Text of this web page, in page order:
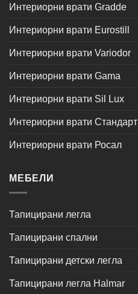
Интериорни врати Gradde
Интериорни врати Eurostill
Интериорни врати Variodor
Интериорни врати Gama
Интериорни врати Sil Lux
Интериорни врати Стандарт
Интериорни врати Росал
МЕБЕЛИ
Тапицирани легла
Тапицирани спални
Тапицирани детски легла
Тапицирани легла Halmar